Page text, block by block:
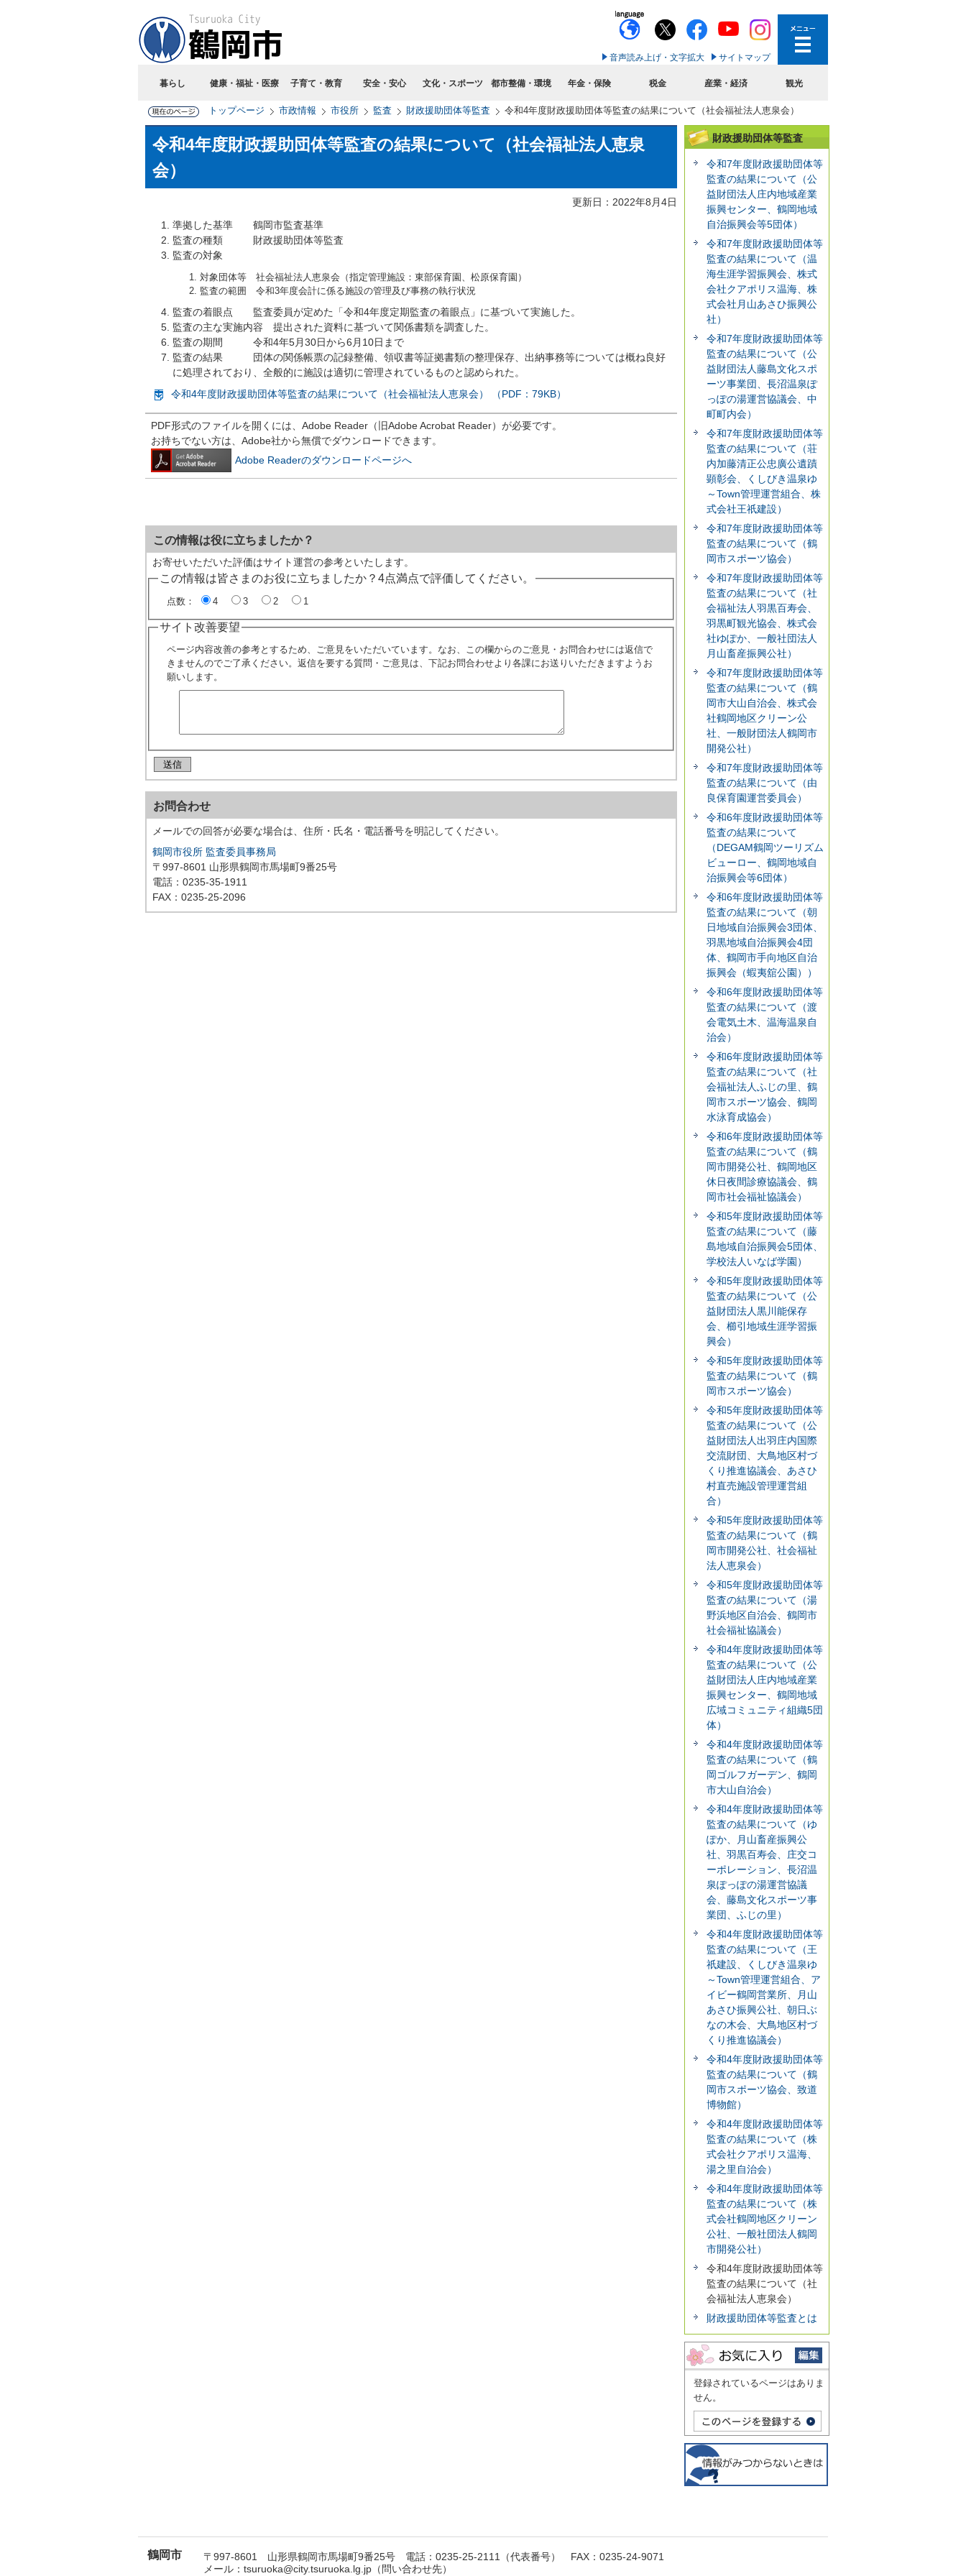
音声読み上げ・文字拡大 サイトマップ
暮らし 健康・福祉・医療 子育て・教育 安全・安心 文化・スポーツ 都市整備・環境 年金・保険 税金 産業・経済 観光
トップページ 市政情報 市役所 監査 財政援助団体等監査 令和4年度財政援助団体等監査の結果について（社会福祉法人恵泉会）
令和4年度財政援助団体等監査の結果について（社会福祉法人恵泉
会）
更新日：2022年8月4日
準拠した基準 鶴岡市監査基準
監査の種類 財政援助団体等監査
監査の対象
対象団体等 社会福祉法人恵泉会（指定管理施設：東部保育園、松原保育園）
監査の範囲 令和3年度会計に係る施設の管理及び事務の執行状況
監査の着眼点 監査委員が定めた「令和4年度定期監査の着眼点」に基づいて実施した。
監査の主な実施内容 提出された資料に基づいて関係書類を調査した。
監査の期間 令和4年5月30日から6月10日まで
監査の結果 団体の関係帳票の記録整備、領収書等証拠書類の整理保存、出納事務等については概ね良好
に処理されており、全般的に施設は適切に管理されているものと認められた。
令和4年度財政援助団体等監査の結果について（社会福祉法人恵泉会） （PDF：79KB）
PDF形式のファイルを開くには、Adobe Reader（旧Adobe Acrobat Reader）が必要です。
お持ちでない方は、Adobe社から無償でダウンロードできます。
Adobe Readerのダウンロードページへ
この情報は役に立ちましたか？
お寄せいただいた評価はサイト運営の参考といたします。
この情報は皆さまのお役に立ちましたか？4点満点で評価してください。
点数： 4 3 2 1
サイト改善要望
ページ内容改善の参考とするため、ご意見をいただいています。なお、この欄からのご意見・お問合わせには返信で
きませんのでご了承ください。返信を要する質問・ご意見は、下記お問合わせより各課にお送りいただきますようお
願いします。
お問合わせ
メールでの回答が必要な場合は、住所・氏名・電話番号を明記してください。
鶴岡市役所 監査委員事務局
〒997-8601 山形県鶴岡市馬場町9番25号
電話：0235-35-1911
FAX：0235-25-2096
財政援助団体等監査
令和7年度財政援助団体等
監査の結果について（公
益財団法人庄内地域産業
振興センター、鶴岡地域
自治振興会等5団体）
令和7年度財政援助団体等
監査の結果について（温
海生涯学習振興会、株式
会社クアポリス温海、株
式会社月山あさひ振興公
社）
令和7年度財政援助団体等
監査の結果について（公
益財団法人藤島文化スポ
ーツ事業団、長沼温泉ぽ
っぽの湯運営協議会、中
町町内会）
令和7年度財政援助団体等
監査の結果について（荘
内加藤清正公忠廣公遺蹟
顕彰会、くしびき温泉ゆ
～Town管理運営組合、株
式会社王祇建設）
令和7年度財政援助団体等
監査の結果について（鶴
岡市スポーツ協会）
令和7年度財政援助団体等
監査の結果について（社
会福祉法人羽黒百寿会、
羽黒町観光協会、株式会
社ゆぽか、一般社団法人
月山畜産振興公社）
令和7年度財政援助団体等
監査の結果について（鶴
岡市大山自治会、株式会
社鶴岡地区クリーン公
社、一般財団法人鶴岡市
開発公社）
令和7年度財政援助団体等
監査の結果について（由
良保育園運営委員会）
令和6年度財政援助団体等
監査の結果について
（DEGAM鶴岡ツーリズム
ビューロー、鶴岡地域自
治振興会等6団体）
令和6年度財政援助団体等
監査の結果について（朝
日地域自治振興会3団体、
羽黒地域自治振興会4団
体、鶴岡市手向地区自治
振興会（蝦夷舘公園））
令和6年度財政援助団体等
監査の結果について（渡
会電気土木、温海温泉自
治会）
令和6年度財政援助団体等
監査の結果について（社
会福祉法人ふじの里、鶴
岡市スポーツ協会、鶴岡
水泳育成協会）
令和6年度財政援助団体等
監査の結果について（鶴
岡市開発公社、鶴岡地区
休日夜間診療協議会、鶴
岡市社会福祉協議会）
令和5年度財政援助団体等
監査の結果について（藤
島地域自治振興会5団体、
学校法人いなば学園）
令和5年度財政援助団体等
監査の結果について（公
益財団法人黒川能保存
会、櫛引地域生涯学習振
興会）
令和5年度財政援助団体等
監査の結果について（鶴
岡市スポーツ協会）
令和5年度財政援助団体等
監査の結果について（公
益財団法人出羽庄内国際
交流財団、大鳥地区村づ
くり推進協議会、あさひ
村直売施設管理運営組
合）
令和5年度財政援助団体等
監査の結果について（鶴
岡市開発公社、社会福祉
法人恵泉会）
令和5年度財政援助団体等
監査の結果について（湯
野浜地区自治会、鶴岡市
社会福祉協議会）
令和4年度財政援助団体等
監査の結果について（公
益財団法人庄内地域産業
振興センター、鶴岡地域
広域コミュニティ組織5団
体）
令和4年度財政援助団体等
監査の結果について（鶴
岡ゴルフガーデン、鶴岡
市大山自治会）
令和4年度財政援助団体等
監査の結果について（ゆ
ぽか、月山畜産振興公
社、羽黒百寿会、庄交コ
ーポレーション、長沼温
泉ぽっぽの湯運営協議
会、藤島文化スポーツ事
業団、ふじの里）
令和4年度財政援助団体等
監査の結果について（王
祇建設、くしびき温泉ゆ
～Town管理運営組合、ア
イビー鶴岡営業所、月山
あさひ振興公社、朝日ぶ
なの木会、大鳥地区村づ
くり推進協議会）
令和4年度財政援助団体等
監査の結果について（鶴
岡市スポーツ協会、致道
博物館）
令和4年度財政援助団体等
監査の結果について（株
式会社クアポリス温海、
湯之里自治会）
令和4年度財政援助団体等
監査の結果について（株
式会社鶴岡地区クリーン
公社、一般社団法人鶴岡
市開発公社）
令和4年度財政援助団体等
監査の結果について（社
会福祉法人恵泉会）
財政援助団体等監査とは
登録されているページはありま
せん。
鶴岡市
〒997-8601 山形県鶴岡市馬場町9番25号 電話：0235-25-2111（代表番号） FAX：0235-24-9071
メール：tsuruoka@city.tsuruoka.lg.jp（問い合わせ先）